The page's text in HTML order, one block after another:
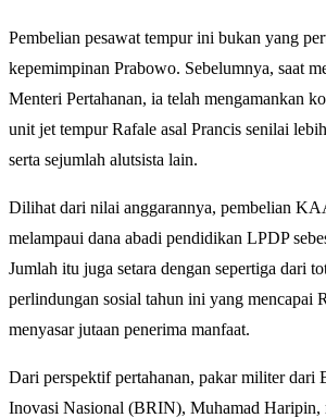
Pembelian pesawat tempur ini bukan yang
kepemimpinan Prabowo. Sebelumnya, saat
Menteri Pertahanan, ia telah mengamankan
unit jet tempur Rafale asal Prancis senilai
serta sejumlah alutsista lain.
Dilihat dari nilai anggarannya, pembelian
melampaui dana abadi pendidikan LPDP
Jumlah itu juga setara dengan sepertiga dari
perlindungan sosial tahun ini yang mencapai
menyasar jutaan penerima manfaat.
Dari perspektif pertahanan, pakar militer dari
Inovasi Nasional (BRIN), Muhamad Haripin,